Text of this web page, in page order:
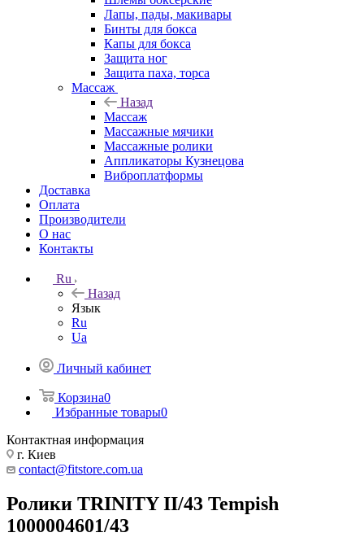
Лапы, пады, макивары
Бинты для бокса
Капы для бокса
Защита ног
Защита паха, торса
Массаж
Назад
Массаж
Массажные мячики
Массажные ролики
Аппликаторы Кузнецова
Виброплатформы
Доставка
Оплата
Производители
О нас
Контакты
Ru
Назад
Язык
Ru
Ua
Личный кабинет
Корзина0
Избранные товары0
Контактная информация
г. Киев
contact@fitstore.com.ua
Ролики TRINITY II/43 Tempish
1000004601/43